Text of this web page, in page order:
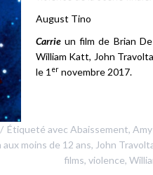
August Tino
Carrieun film de Brian
William Katt, John
le 1er novembre 2017.
Étiqueté avec Abaissement,
moins de 12 ans, John
films, violence,